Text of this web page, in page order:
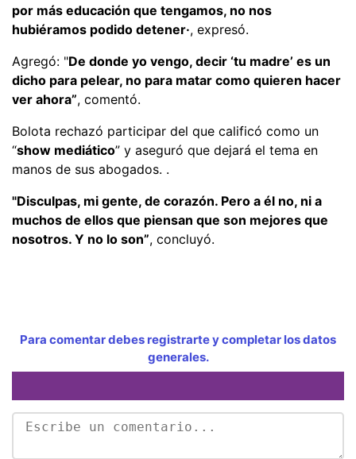
por más educación que tengamos, no nos
hubiéramos podido detener·, expresó.
Agregó: "De donde yo vengo, decir ‘tu madre’ es un
dicho para pelear, no para matar como quieren hacer
ver ahora”, comentó.
Bolota rechazó participar del que calificó como un
“show mediático” y aseguró que dejará el tema en
manos de sus abogados. .
"Disculpas, mi gente, de corazón. Pero a él no, ni a
muchos de ellos que piensan que son mejores que
nosotros. Y no lo son”, concluyó.
Para comentar debes registrarte y completar los datos
generales.